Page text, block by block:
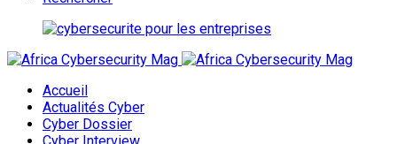
Accueil
Actualités Cyber
Cyber Dossier